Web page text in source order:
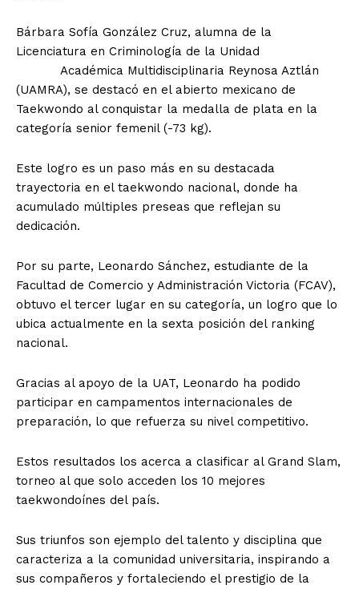
Bárbara Sofía González Cruz, alumna de la
Licenciatura en Criminología de la Unidad
Académica Multidisciplinaria Reynosa Aztlán
(UAMRA), se destacó en el abierto mexicano de
Taekwondo al conquistar la medalla de plata en la
categoría senior femenil (-73 kg).
Este logro es un paso más en su destacada
trayectoria en el taekwondo nacional, donde ha
acumulado múltiples preseas que reflejan su
dedicación.
Por su parte, Leonardo Sánchez, estudiante de la
Facultad de Comercio y Administración Victoria (FCAV),
obtuvo el tercer lugar en su categoría, un logro que lo
ubica actualmente en la sexta posición del ranking
nacional.
Gracias al apoyo de la UAT, Leonardo ha podido
participar en campamentos internacionales de
preparación, lo que refuerza su nivel competitivo.
Estos resultados los acerca a clasificar al Grand Slam,
torneo al que solo acceden los 10 mejores
taekwondoínes del país.
Sus triunfos son ejemplo del talento y disciplina que
caracteriza a la comunidad universitaria, inspirando a
sus compañeros y fortaleciendo el prestigio de la